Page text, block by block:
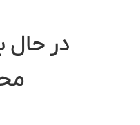
در حال